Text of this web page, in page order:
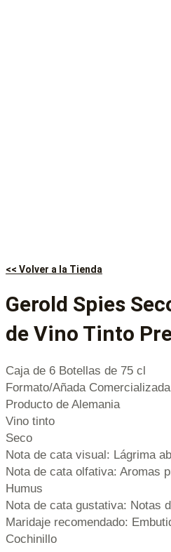
<< Volver a la Tienda
Gerold Spies
de Vino Tinto
Caja de 6 Botellas de 75 cl
Formato/Añada
Producto de Alemania
Vino tinto
Seco
Nota de cata visual: Lágrima
Nota de cata olfativa: Aromas
Humus
Nota de cata gustativa: Notas
Maridaje recomendado:
Cochinillo